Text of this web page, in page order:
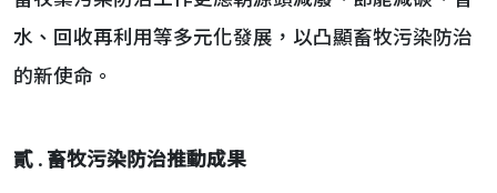
水、回收再利用等多元化發展，以凸顯畜牧污染防治
的新使命。
貳 . 畜牧污染防治推動成果